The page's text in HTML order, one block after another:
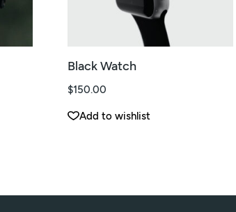
Black Watch
$150.00
Add to wishlist